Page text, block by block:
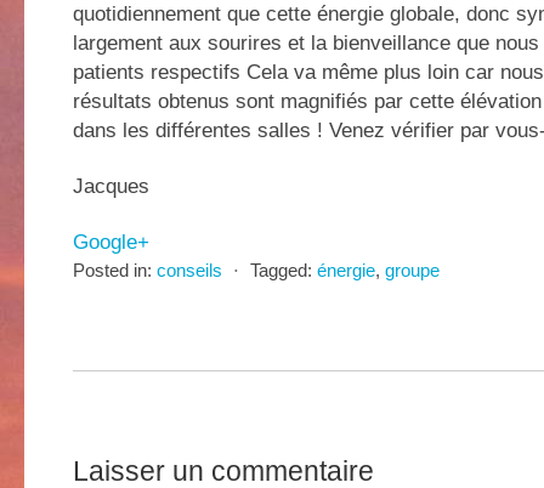
quotidiennement que cette énergie globale, donc
largement aux sourires et la bienveillance que
patients respectifs Cela va même plus loin car
résultats obtenus sont magnifiés par cette
dans les différentes salles ! Venez vérifier par
Jacques
Google+
Posted in: conseils ⋅ Tagged: énergie, groupe
Laisser un commentaire